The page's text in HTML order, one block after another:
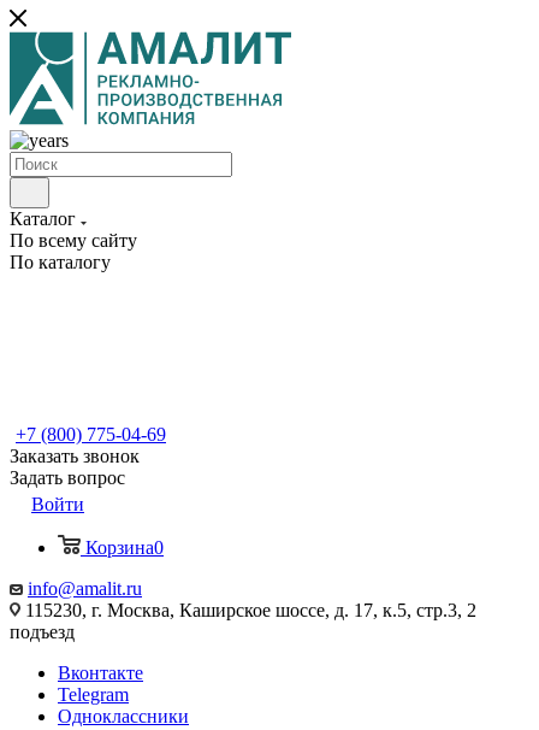
Каталог
По всему сайту
По каталогу
+7 (800) 775-04-69
Заказать звонок
Задать вопрос
Войти
Корзина0
info@amalit.ru
115230, г. Москва, Каширское шоссе, д. 17, к.5, стр.3, 2
подъезд
Вконтакте
Telegram
Одноклассники